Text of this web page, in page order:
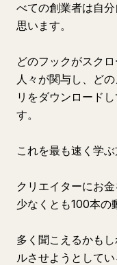
べての創業者は自
思います。
どのフックがスク
人々が関与し、ど
リをダウンロード
す。
これを最も速く学
クリエイターにお
少なくとも100本の
多く聞こえるかも
ルさせようとしてい